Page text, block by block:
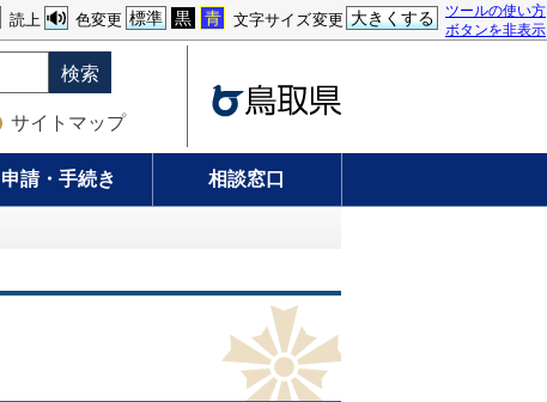
ツールの使い方
ボタンを非表示
文字サイズ変更 大きくする
色変更 標準 黒 青
読上
検索
サイトマップ
申請・手続き 相談窓口